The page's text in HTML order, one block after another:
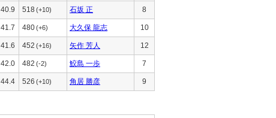
40.9 518 (+10) 石坂 正 8
41.7 480(+6) 大久保 龍志 10
41.6 452 (+16) 矢作 芳人 12
42.0 482 (-2) 鮫島 一歩 7
44.4 526 (+10) 角居 勝彦 9